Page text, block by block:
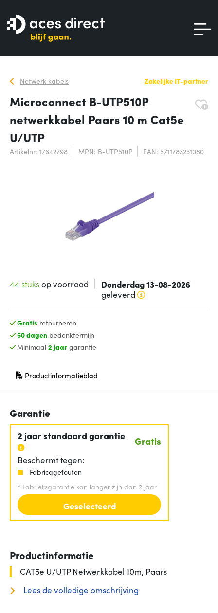
Netwerk kabels Zakelijke IT-partner
Microconnect B-UTP510P
netwerkkabel Paars 10 m Cat5e
U/UTP
Artikelnr: 17642798 MPN: B-UTP510P EAN: 5711783231080
44 stuksop voorraad Donderdag 13-08-2026
geleverd
Gratis retourneren
60 dagenbedenktermijn
Minimaal 2 jaargarantie
Productinformatieblad
(opent in nieuw venster)
Garantie
2 jaar standaard garantie Gratis
Beschermt tegen:
Fabricagefouten
* Fabrieksgarantie kan langer zijn dan 2 jaar
Geselecteerd
Productinformatie
CAT5e U/UTP Netwerkkabel 10m, Paars
Lees de volledige omschrijving